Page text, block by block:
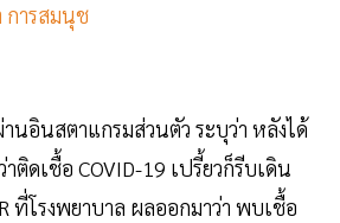
การสมนุช
นอินสตาแกรมส่วนตัว ระบุว่า หลังได้
ติดเชื้อ COVID-19 เปรี้ยวก็รีบเดิน
ที่โรงพยาบาล ผลออกมาว่า พบเชื้อ